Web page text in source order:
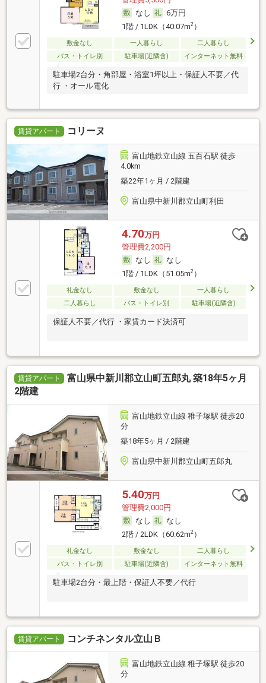
なし
6万円
1階 / 1LDK（40.07m2）
敷金なし 一人暮らし
二人暮らし
バス・トイレ別
駐車場(近隣含) インターネット無料
駐車場2台分・角部屋・浴室1坪以上・保証人不要／代
行 ・オール電化
賃貸アパート コリーヌ
富山地鉄立山線 五百石駅 徒歩
4.0km
築22年1ヶ月 / 2階建
富山県中新川郡立山町利田
4.70万円
管理費2,200円
なし
なし
1階 / 1LDK（51.05m2）
礼金なし 敷金なし
一人暮らし
二人暮らし
バス・トイレ別 駐車場(近隣含)
保証人不要／代行 ・家賃カード決済可
賃貸アパート
富山県中新川郡立山町五郎丸 築18年5ヶ月
2階建
富山地鉄立山線 稚子塚駅 徒歩20
分
築18年5ヶ月 / 2階建
富山県中新川郡立山町五郎丸
5.40万円
管理費2,000円
なし
なし
2階 / 2LDK（60.62m2）
礼金なし 敷金なし
二人暮らし
バス・トイレ別
駐車場(近隣含) インターネット無料
駐車場2台分・最上階・保証人不要／代行
賃貸アパート コンチネンタル立山Ｂ
富山地鉄立山線 稚子塚駅 徒歩20
分